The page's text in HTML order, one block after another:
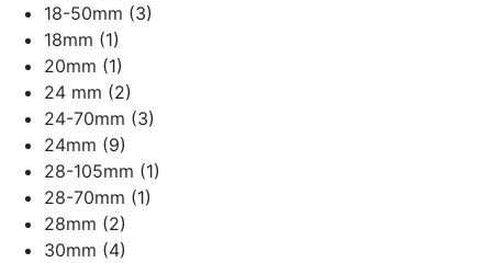
18-50mm (3)
18mm (1)
20mm (1)
24 mm (2)
24-70mm (3)
24mm (9)
28-105mm (1)
28-70mm (1)
28mm (2)
30mm (4)